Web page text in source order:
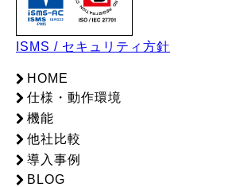
ISMS / セキュリティ方針
HOME
仕様・動作環境
機能
他社比較
導入事例
BLOG